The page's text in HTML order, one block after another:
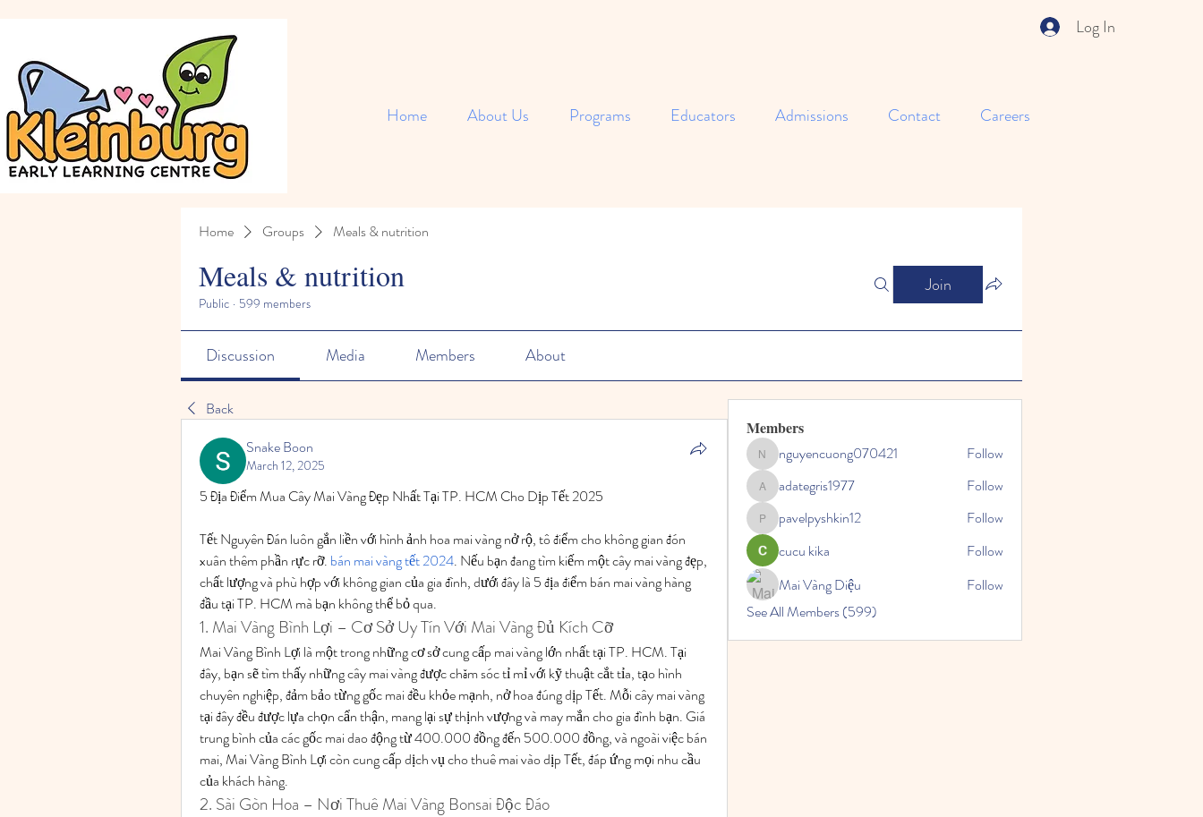
Log In
Home About Us Programs Educators Admissions Contact Careers
Home Groups Meals & nutrition
Meals & nutrition
Public · 599 members
Join
Discussion Media Members About
Back
Snake Boon
March 12, 2025
5 Địa Điểm Mua Cây Mai Vàng Đẹp Nhất Tại TP. HCM Cho Dịp Tết 2025
Tết Nguyên Đán luôn gắn liền với hình ảnh hoa mai vàng nở rộ, tô điểm cho không gian đón
xuân thêm phần rực rỡ. bán mai vàng tết 2024. Nếu bạn đang tìm kiếm một cây mai vàng đẹp,
chất lượng và phù hợp với không gian của gia đình, dưới đây là 5 địa điểm bán mai vàng hàng
đầu tại TP. HCM mà bạn không thể bỏ qua.
1. Mai Vàng Bình Lợi – Cơ Sở Uy Tín Với Mai Vàng Đủ Kích Cỡ
Mai Vàng Bình Lợi là một trong những cơ sở cung cấp mai vàng lớn nhất tại TP. HCM. Tại
đây, bạn sẽ tìm thấy những cây mai vàng được chăm sóc tỉ mỉ với kỹ thuật cắt tỉa, tạo hình
chuyên nghiệp, đảm bảo từng gốc mai đều khỏe mạnh, nở hoa đúng dịp Tết. Mỗi cây mai vàng
tại đây đều được lựa chọn cẩn thận, mang lại sự thịnh vượng và may mắn cho gia đình bạn. Giá
trung bình của các gốc mai dao động từ 400.000 đồng đến 500.000 đồng, và ngoài việc bán
mai, Mai Vàng Bình Lợi còn cung cấp dịch vụ cho thuê mai vào dịp Tết, đáp ứng mọi nhu cầu
của khách hàng.
2. Sài Gòn Hoa – Nơi Thuê Mai Vàng Bonsai Độc Đáo
Members
nguyencuong070421
nguyencuong070421 Follow
adategris1977
adategris1977 Follow
pavelpyshkin12
pavelpyshkin12
Follow
cucu kika
Follow
Mai Vàng Diệu
Follow
See All Members (599)